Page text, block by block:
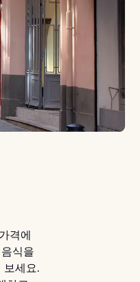
격에
식을
보세요.